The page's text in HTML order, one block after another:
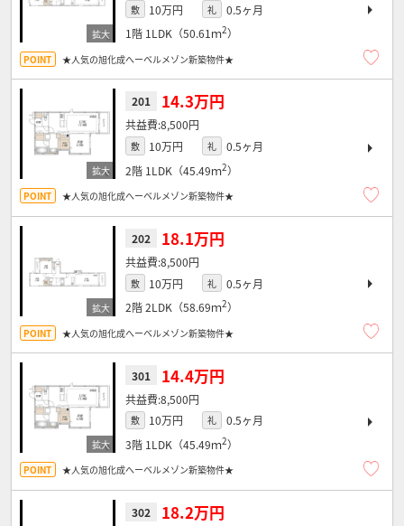
敷 10万円 礼
0.5ヶ月
1階 1LDK（50.61ｍ2）
★人気の旭化成へーベルメゾン新築物件★
201 14.3万円
8,500円
敷 10万円 礼
0.5ヶ月
2階 1LDK（45.49ｍ2）
★人気の旭化成へーベルメゾン新築物件★
202 18.1万円
8,500円
敷 10万円 礼
0.5ヶ月
2階2LDK（58.69ｍ2）
★人気の旭化成へーベルメゾン新築物件★
301 14.4万円
8,500円
敷 10万円 礼
0.5ヶ月
3階 1LDK（45.49ｍ2）
★人気の旭化成へーベルメゾン新築物件★
302 18.2万円